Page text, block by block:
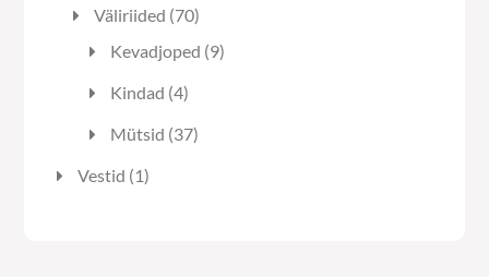
Väliriided 7070
toodet
Kevadjoped 99
Kindad 44
Mütsid 3737
Vestid 11